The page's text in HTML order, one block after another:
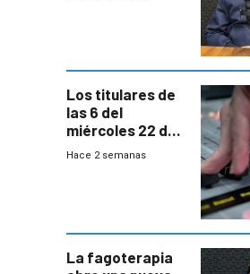
Los titulares de
las 6 del
miércoles 22 de
julio de 2026
Hace 2 semanas
La fagoterapia